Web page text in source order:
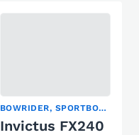
BOWRIDER, SPORTBOOT
Invictus FX240